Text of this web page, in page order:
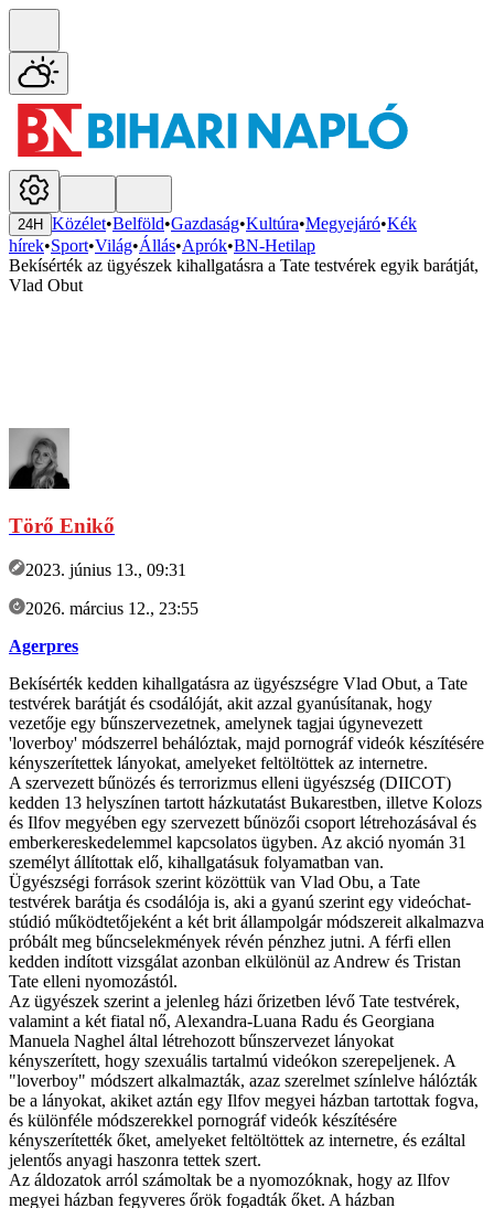
24H Közélet•Belföld•Gazdaság•Kultúra•Megyejáró•Kék
hírek•Sport•Világ•Állás•Aprók•BN-Hetilap
Bekísérték az ügyészek kihallgatásra a Tate testvérek egyik barátját,
Vlad Obut
Törő Enikő
2023. június 13., 09:31
2026. március 12., 23:55
Agerpres
Bekísérték kedden kihallgatásra az ügyészségre Vlad Obut, a Tate
testvérek barátját és csodálóját, akit azzal gyanúsítanak, hogy
vezetője egy bűnszervezetnek, amelynek tagjai úgynevezett
'loverboy' módszerrel behálóztak, majd pornográf videók készítésére
kényszerítettek lányokat, amelyeket feltöltöttek az internetre.
A szervezett bűnözés és terrorizmus elleni ügyészség (DIICOT)
kedden 13 helyszínen tartott házkutatást Bukarestben, illetve Kolozs
és Ilfov megyében egy szervezett bűnözői csoport létrehozásával és
emberkereskedelemmel kapcsolatos ügyben. Az akció nyomán 31
személyt állítottak elő, kihallgatásuk folyamatban van.
Ügyészségi források szerint közöttük van Vlad Obu, a Tate
testvérek barátja és csodálója is, aki a gyanú szerint egy videóchat-
stúdió működtetőjeként a két brit állampolgár módszereit alkalmazva
próbált meg bűncselekmények révén pénzhez jutni. A férfi ellen
kedden indított vizsgálat azonban elkülönül az Andrew és Tristan
Tate elleni nyomozástól.
Az ügyészek szerint a jelenleg házi őrizetben lévő Tate testvérek,
valamint a két fiatal nő, Alexandra-Luana Radu és Georgiana
Manuela Naghel által létrehozott bűnszervezet lányokat
kényszerített, hogy szexuális tartalmú videókon szerepeljenek. A
"loverboy" módszert alkalmazták, azaz szerelmet színlelve hálózták
be a lányokat, akiket aztán egy Ilfov megyei házban tartottak fogva,
és különféle módszerekkel pornográf videók készítésére
kényszerítették őket, amelyeket feltöltöttek az internetre, és ezáltal
jelentős anyagi haszonra tettek szert.
Az áldozatok arról számoltak be a nyomozóknak, hogy az Ilfov
megyei házban fegyveres őrök fogadták őket. A házban